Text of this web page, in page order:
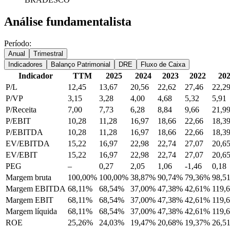
Análise fundamentalista
Período:
Anual
Trimestral
Indicadores
Balanço Patrimonial DRE Fluxo de Caixa
Indicador TTM 2025 2024 2023 2022
P/L
12,45 13,67 20,56 22,62 27,46
22,29
P/VP
3,15 3,28 4,00 4,68 5,32
5,91
P/Receita
7,00 7,73 6,28 8,84 9,66
21,99
P/EBIT
10,28 11,28 16,97 18,66 22,66
18,39
P/EBITDA
10,28 11,28 16,97 18,66 22,66
18,39
EV/EBITDA
15,22 16,97 22,98 22,74 27,07
20,65
EV/EBIT
15,22 16,97 22,98 22,74 27,07
20,65
PEG
– 0,27 2,05 1,06 -1,46
0,18
Margem bruta
100,00% 100,00% 38,87% 90,74% 79,36%
Margem EBITDA 68,11% 68,54% 37,00% 47,38% 42,61%
Margem EBIT
68,11% 68,54% 37,00% 47,38% 42,61%
Margem líquida
68,11% 68,54% 37,00% 47,38% 42,61%
ROE
25,26% 24,03% 19,47% 20,68% 19,37%